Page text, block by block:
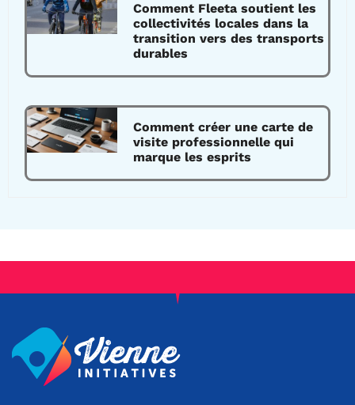
Comment Fleeta soutient les
collectivités locales dans la
transition vers des transports
durables
Comment créer une carte de
visite professionnelle qui
marque les esprits